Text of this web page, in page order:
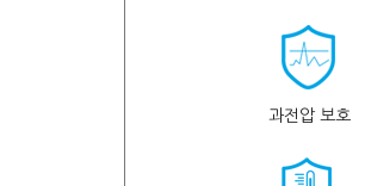
과전압 보호